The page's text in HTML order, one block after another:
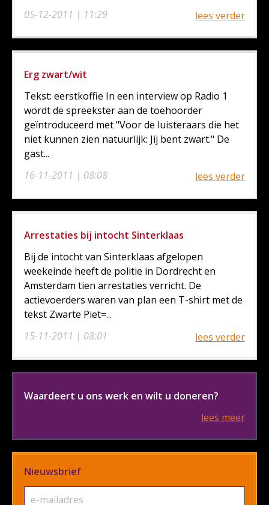
05-12-2011 | 11:29
lees verder
Erg zwart/wit
16-11-2011 | 08:08
Tekst: eerstkoffie In een interview op Radio 1
wordt de spreekster aan de toehoorder
geïntroduceerd met "Voor de luisteraars die het
niet kunnen zien natuurlijk: Jij bent zwart." De
gast...
lees verder
Arrestaties bij intocht Sinterklaas
15-11-2011 | 08:01
Bij de intocht van Sinterklaas afgelopen
weekeinde heeft de politie in Dordrecht en
Amsterdam tien arrestaties verricht. De
actievoerders waren van plan een T-shirt met de
tekst Zwarte Piet=...
lees verder
Waardeert u ons werk en wilt u doneren?
lees meer
Nieuwsbrief